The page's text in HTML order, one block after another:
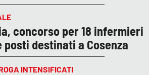
concorso per 18 infermieri
destinati a Cosenza
INTENSIFICATI